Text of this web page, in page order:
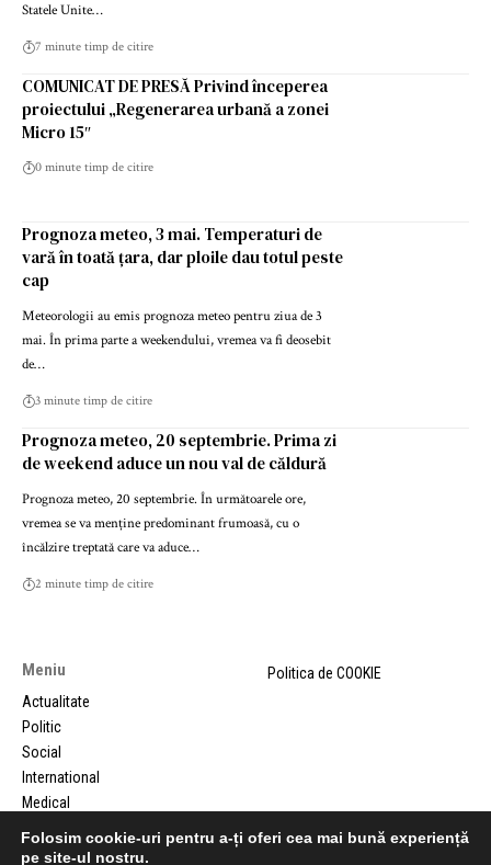
Statele Unite…
7 minute timp de citire
COMUNICAT DE PRESĂ Privind începerea
proiectului „Regenerarea urbană a zonei
Micro 15″
0 minute timp de citire
Prognoza meteo, 3 mai. Temperaturi de
vară în toată țara, dar ploile dau totul peste
cap
Meteorologii au emis prognoza meteo pentru ziua de 3
mai. În prima parte a weekendului, vremea va fi deosebit
de…
3 minute timp de citire
Prognoza meteo, 20 septembrie. Prima zi
de weekend aduce un nou val de căldură
Prognoza meteo, 20 septembrie. În următoarele ore,
vremea se va menține predominant frumoasă, cu o
încălzire treptată care va aduce…
2 minute timp de citire
Meniu
Actualitate
Politic
Social
International
Medical
Politica de COOKIE
Folosim cookie-uri pentru a-ți oferi cea mai bună experiență
pe site-ul nostru.